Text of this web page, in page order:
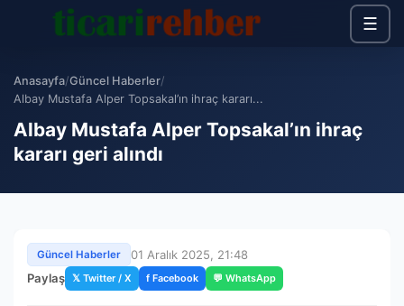
☰
Anasayfa/Güncel Haberler/
Albay Mustafa Alper Topsakal’ın ihraç kararı...
Albay Mustafa Alper Topsakal’ın ihraç
kararı geri alındı
Güncel Haberler
01 Aralık 2025, 21:48
Paylaş 𝕏 Twitter / X f Facebook 💬 WhatsApp